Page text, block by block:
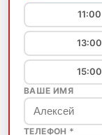
11:00
13:00
15:00
ВАШЕ ИМЯ
ТЕЛЕФОН *